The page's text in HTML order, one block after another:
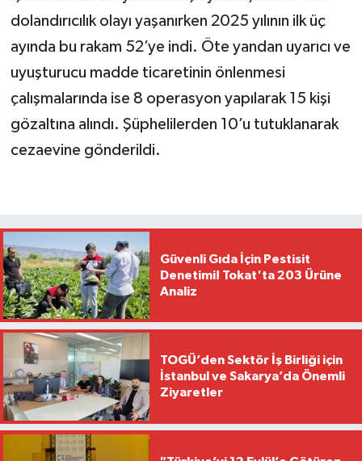
dolandırıcılık olayı yaşanırken 2025 yılının ilk üç
ayında bu rakam 52’ye indi. Öte yandan uyarıcı ve
uyuşturucu madde ticaretinin önlenmesi
çalışmalarında ise 8 operasyon yapılarak 15 kişi
gözaltına alındı. Şüphelilerden 10’u tutuklanarak
cezaevine gönderildi.
Güvenli Gıda İçin Pestisit
Denetimi! Tokat'ta 203 Ürüne
Analiz
TOGÜ’den Sektör İş Birliği için
İstanbul ve Sakarya’da Önemli
Ziyaretler